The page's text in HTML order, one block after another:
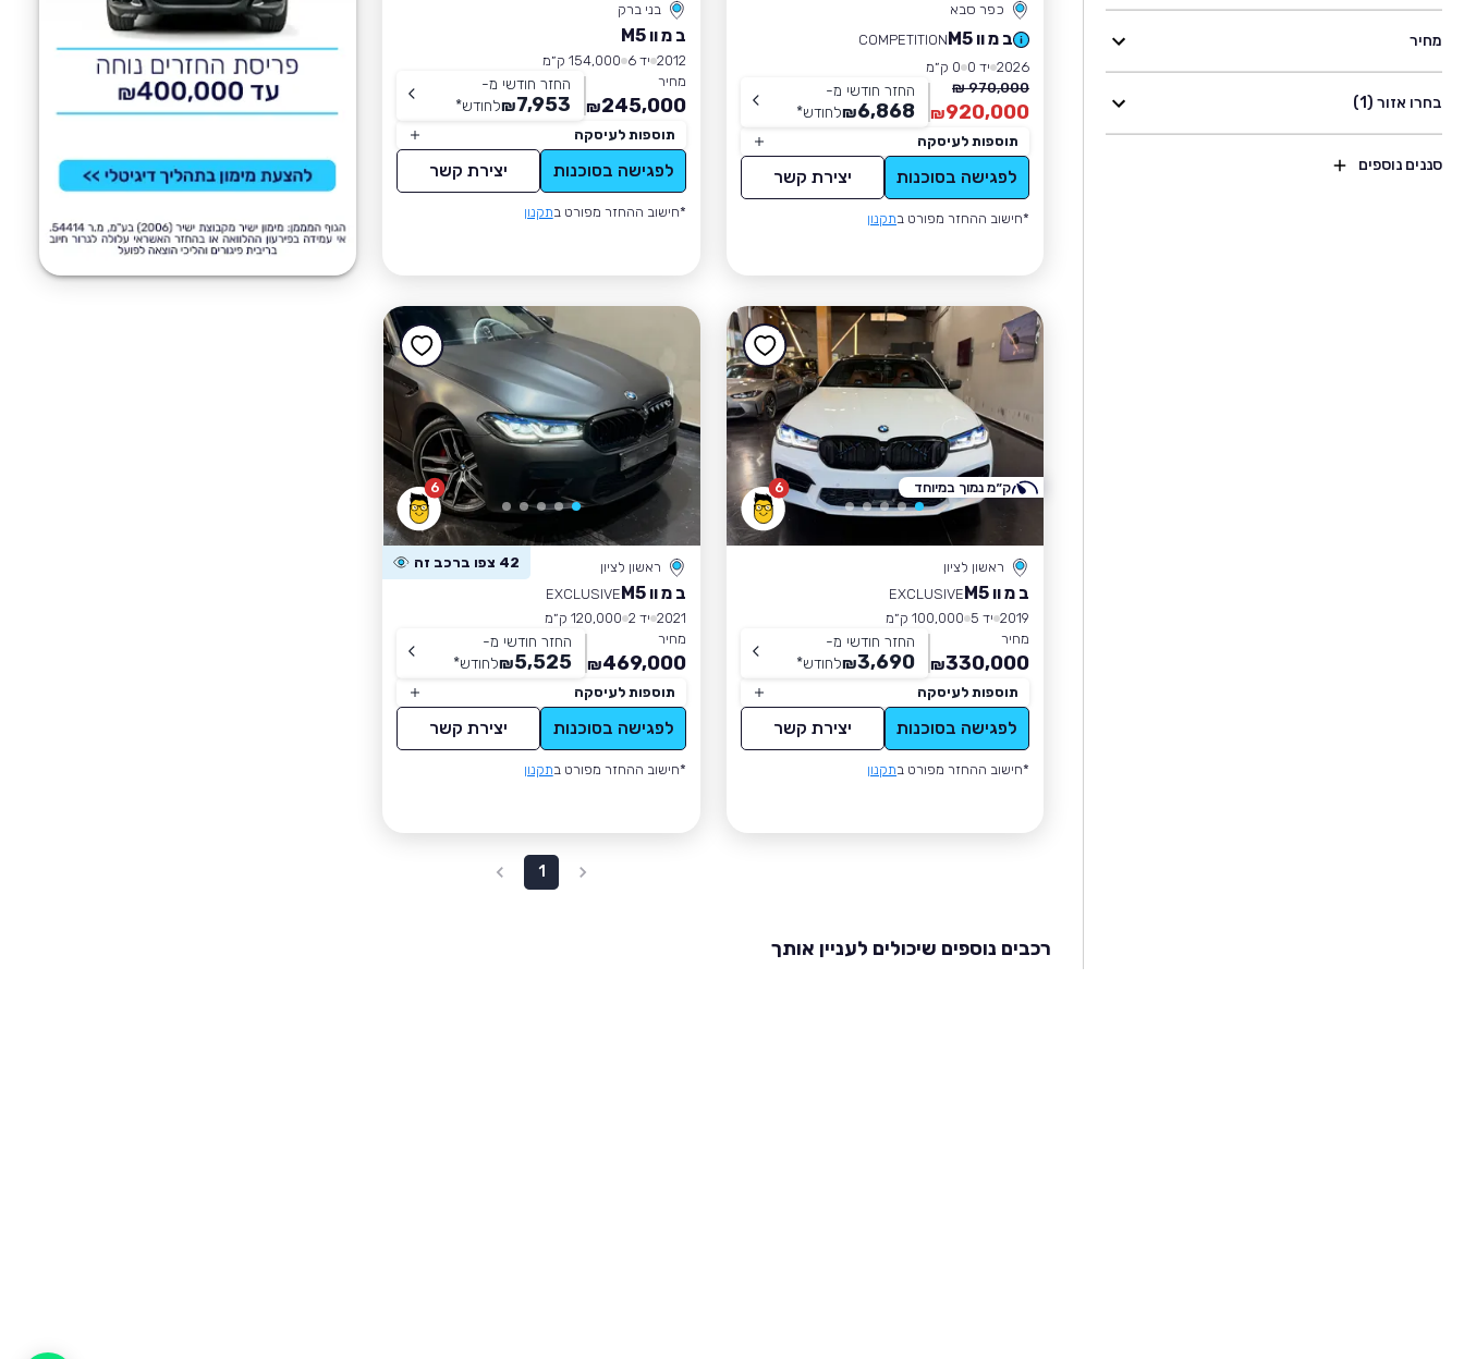
מחיר
בחרו אזור (1)
סננים נוספים
כפר סבא
ב מ וו M5
COMPETITION
2026 יד 0
0 ק״מ
970,000 ₪
920,000
₪
החזר חודשי מ-
6,868
₪לחודש*
תוספות לעיסקה
לפגישה בסוכנות יצירת קשר
*חישוב ההחזר מפורט בתקנון
בני ברק
ב מ וו M5
2012 יד 6
154,000 ק״מ
מחיר
245,000
₪
החזר חודשי מ-
7,953
₪לחודש*
תוספות לעיסקה
לפגישה בסוכנות יצירת קשר
*חישוב ההחזר מפורט בתקנון
6
ראשון לציון
ב מ וו M5
EXCLUSIVE
2019 יד 5
100,000 ק״מ
מחיר
330,000
₪
החזר חודשי מ-
3,690
₪לחודש*
תוספות לעיסקה
לפגישה בסוכנות יצירת קשר
*חישוב ההחזר מפורט בתקנון
ק״מ נמוך במיוחד 6
ראשון לציון 42 צפו ברכב זה
ב מ וו M5
EXCLUSIVE
2021 יד 2
120,000 ק״מ
מחיר
469,000
₪
החזר חודשי מ-
5,525
₪לחודש*
תוספות לעיסקה
לפגישה בסוכנות יצירת קשר
*חישוב ההחזר מפורט בתקנון
1
רכבים נוספים שיכולים לעניין אותך